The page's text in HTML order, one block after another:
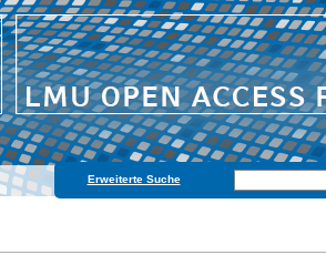
Erweiterte Suche